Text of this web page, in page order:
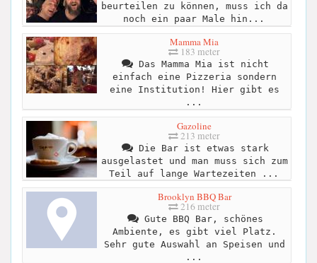
beurteilen zu können, muss ich da
noch ein paar Male hin...
Mamma Mia
183 meter
Das Mamma Mia ist nicht
einfach eine Pizzeria sondern
eine Institution! Hier gibt es
...
Gazoline
213 meter
Die Bar ist etwas stark
ausgelastet und man muss sich zum
Teil auf lange Wartezeiten ...
Brooklyn BBQ Bar
216 meter
Gute BBQ Bar, schönes
Ambiente, es gibt viel Platz.
Sehr gute Auswahl an Speisen und
...